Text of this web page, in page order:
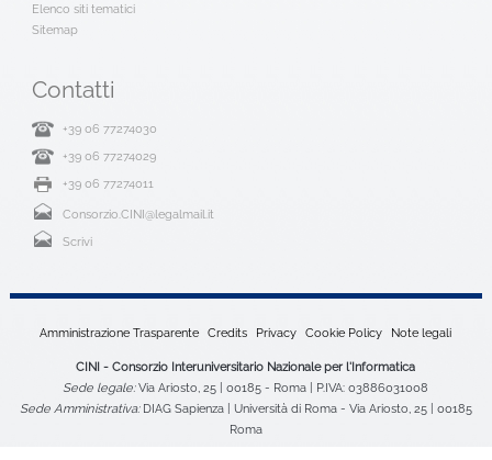
Elenco siti tematici
Sitemap
Contatti
+39 06 77274030
+39 06 77274029
+39 06 77274011
Consorzio.CINI@legalmail.it
Scrivi
Amministrazione Trasparente Credits Privacy Cookie Policy Note legali
CINI - Consorzio Interuniversitario Nazionale per l'Informatica
Sede legale:Via Ariosto, 25 | 00185 - Roma | P.IVA: 03886031008
Sede Amministrativa:DIAG Sapienza | Università di Roma - Via Ariosto, 25 | 00185
Roma